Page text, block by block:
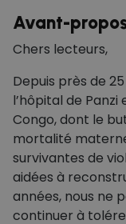
Avant-
Chers lecteurs,
Depuis près de
l’hôpital de
Congo, dont le
mortalité
survivantes de
aidées à
années, nous ne
continuer à